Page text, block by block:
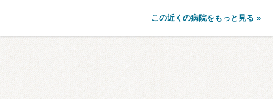
この近くの病院をもっと見る »